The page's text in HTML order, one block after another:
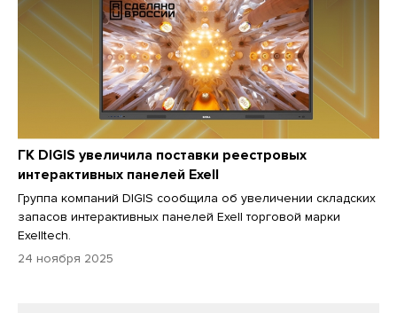
ГК DIGIS увеличила поставки реестровых
интерактивных панелей Exell
Группа компаний DIGIS сообщила об увеличении складских
запасов интерактивных панелей Exell торговой марки
Exelltech.
24 ноября 2025